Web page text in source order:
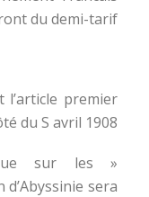
du demi-tarif.
premier
du S avril 1908 :
sur les
sera